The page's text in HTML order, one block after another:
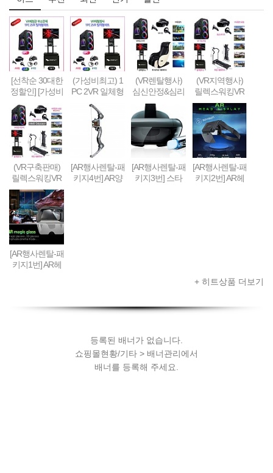
[선착순 30대한
정할인] [가성비
형] 1PC + 2VR
VR체험부스 구
축&판매(48인
치형)
(가성비최고) 1
PC 2VR 일체형
행사부스 세트
(1부스-2인 따로
게임진행)
(VR렌탈행사)
심신안정&심리
치료&휴식 VR
세트 패키지
(VR지역행사)
릴렉스워킹VR
세트-Relax Walk
ing VR SET
(VR구축판매)
릴렉스워킹VR
세트-Relax Walk
ing VR SET (선
착순 100대 / 20
19년 10월까지
한정 할인판매)
[AR행사렌탈-패
키지4번] AR양
[AR행사렌탈-패
키지3번] 스타
[AR행사렌탈-패
키지2번] AR헤
[AR행사렌탈-패
키지1번] AR헤
+ 히트상품 더보기
등록된 배너가 없습니다.
쇼핑몰현황/기타 > 배너관리에서
배너를 등록해 주세요.